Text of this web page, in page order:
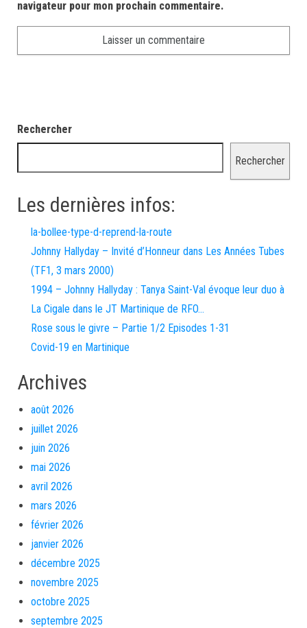
navigateur pour mon prochain commentaire.
Rechercher
Rechercher
Les dernières infos:
la-bollee-type-d-reprend-la-route
Johnny Hallyday – Invité d’Honneur dans Les Années Tubes
(TF1, 3 mars 2000)
1994 – Johnny Hallyday : Tanya Saint-Val évoque leur duo à
La Cigale dans le JT Martinique de RFO…
Rose sous le givre – Partie 1/2 Episodes 1-31
Covid-19 en Martinique
Archives
août 2026
juillet 2026
juin 2026
mai 2026
avril 2026
mars 2026
février 2026
janvier 2026
décembre 2025
novembre 2025
octobre 2025
septembre 2025